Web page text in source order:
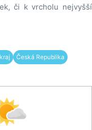
či k vrcholu nejvyšší
Česká Republika